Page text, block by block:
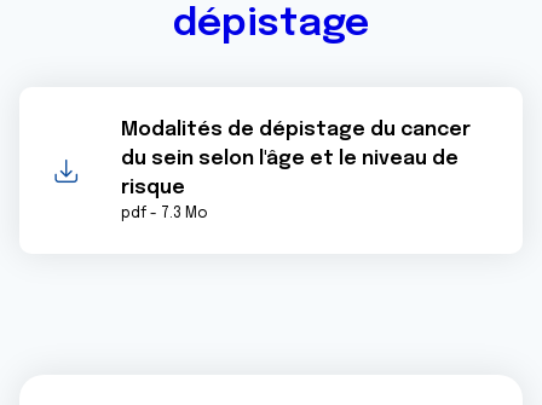
dépistage
Modalités de dépistage du cancer
du sein selon l'âge et le niveau de
risque
pdf - 7.3 Mo